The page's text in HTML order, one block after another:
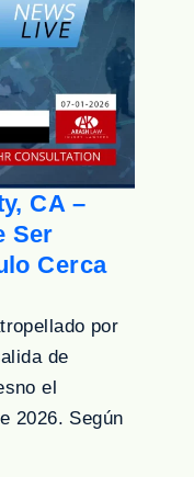
CA –
Ser
Cerca
por
de
el
2026. Según